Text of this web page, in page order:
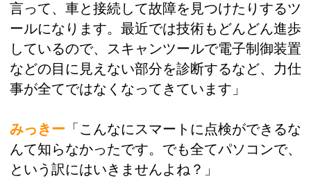
言って、車と接続して故障を見つけたりするツ
ールになります。最近では技術もどんどん進歩
しているので、スキャンツールで電子制御装置
などの目に見えない部分を診断するなど、力仕
事が全てではなくなってきています」
みっきー 「こんなにスマートに点検ができるな
んて知らなかったです。でも全てパソコンで、
という訳にはいきませんよね？」